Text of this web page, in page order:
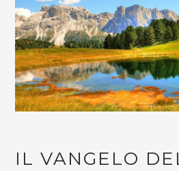
IL VANGELO